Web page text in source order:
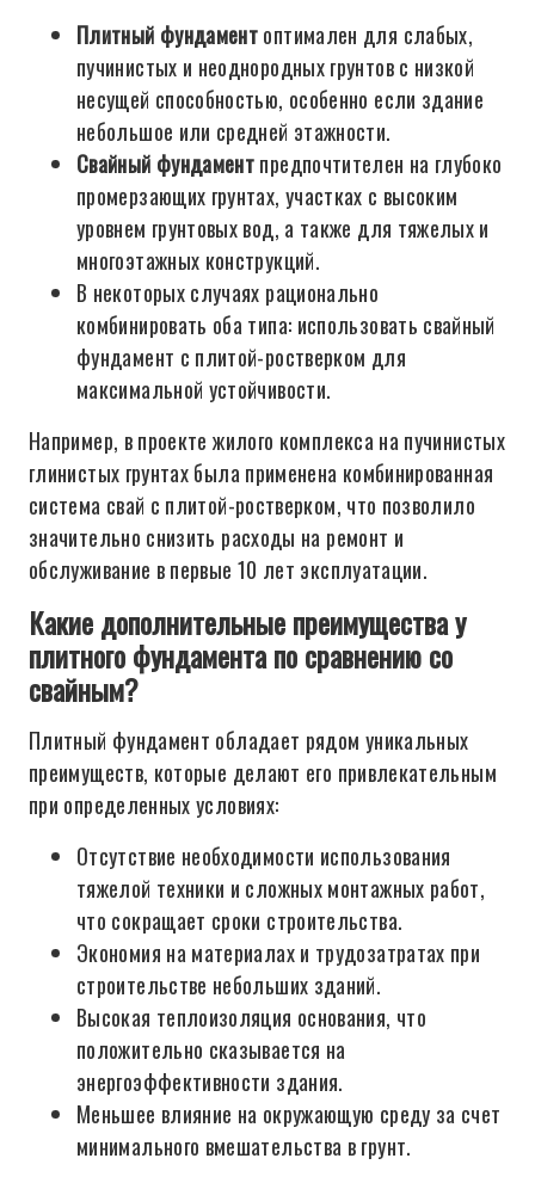
Плитный фундаментоптимален для слабых,
пучинистых и неоднородных грунтов с низкой
несущей способностью, особенно если здание
небольшое или средней этажности.
Свайный фундаментпредпочтителен на глубоко
промерзающих грунтах, участках с высоким
уровнем грунтовых вод, а также для тяжелых и
многоэтажных конструкций.
В некоторых случаях рационально
комбинировать оба типа: использовать свайный
фундамент с плитой-ростверком для
максимальной устойчивости.
Например, в проекте жилого комплекса на пучинистых
глинистых грунтах была применена комбинированная
система свай с плитой-ростверком, что позволило
значительно снизить расходы на ремонт и
обслуживание в первые 10 лет эксплуатации.
Какие дополнительные преимущества у
плитного фундамента по сравнению со
свайным?
Плитный фундамент обладает рядом уникальных
преимуществ, которые делают его привлекательным
при определенных условиях:
Отсутствие необходимости использования
тяжелой техники и сложных монтажных работ,
что сокращает сроки строительства.
Экономия на материалах и трудозатратах при
строительстве небольших зданий.
Высокая теплоизоляция основания, что
положительно сказывается на
энергоэффективности здания.
Меньшее влияние на окружающую среду за счет
минимального вмешательства в грунт.